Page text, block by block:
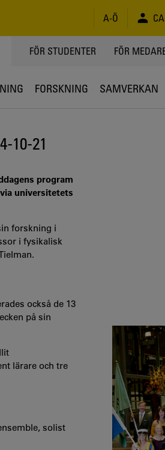
A-Ö
TOPPMENY
FÖR STUDENTER FÖR
FORSKNING SAMVERKAN
10-21
program
universitetets
forskning i
i fysikalisk
också de 13
på sin
lärare och tre
solist